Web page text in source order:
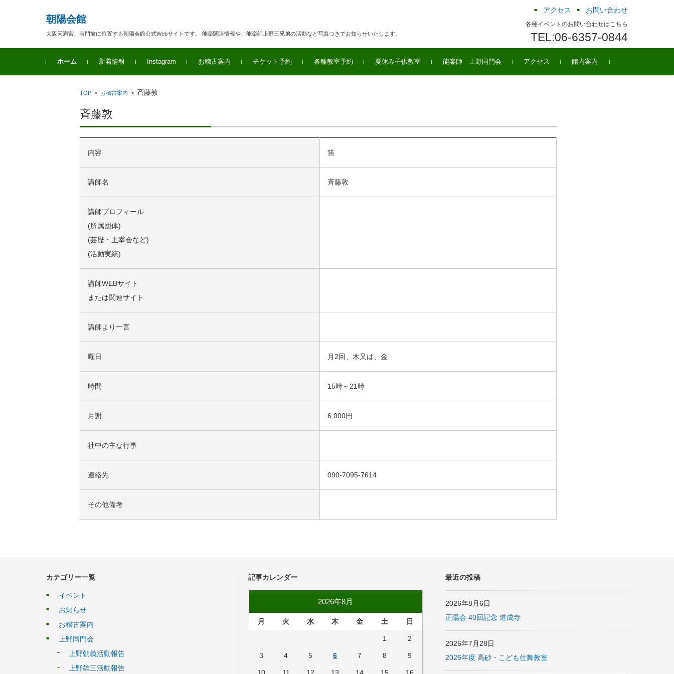
朝陽会館
大阪天満宮、表門前に位置する朝陽会館公式Webサイトです。 能楽関連情報や、能楽師上野三兄弟の活動など写真つきでお知らせいたします。
アクセス お問い合わせ
各種イベントのお問い合わせはこちら
TEL:06-6357-0844
コンテンツに移動
ホーム
新着情報 Instagram お稽古案内 チケット予約 各種教室予約 夏休み子供教室 能楽師 上野同門会 アクセス 館内案内
TOP > お稽古案内 > 斉藤敦
斉藤敦
内容 笛
講師名 斉藤敦
講師プロフィール
(所属団体)
(芸歴・主宰会など)
(活動実績)
講師WEBサイト
または関連サイト
講師より一言
曜日 月2回、木又は、金
時間 15時～21時
月謝 6,000円
社中の主な行事
連絡先 090-7095-7614
その他備考
カテゴリー一覧
イベント
お知らせ
お稽古案内
上野同門会
上野朝義活動報告
上野雄三活動報告
記事カレンダー
2026年8月
月 火 水 木 金 土 日
1 2
3 4 5 6 7 8 9
最近の投稿
2026年8月6日
正陽会 40回記念 道成寺
2026年7月28日
2026年度 高砂・こども仕舞教室